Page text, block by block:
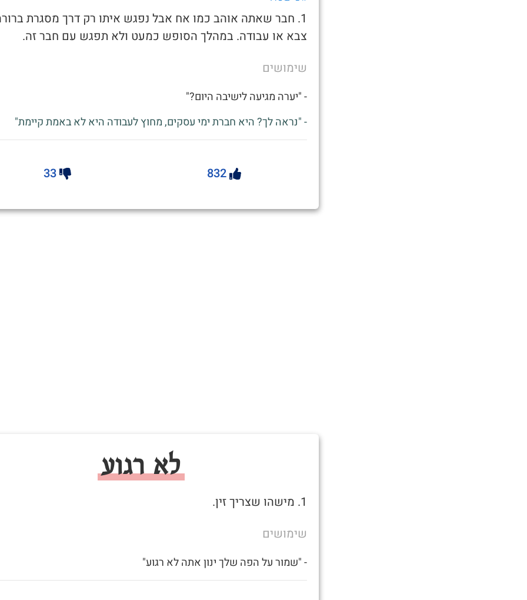
1. חבר שאתה אוהב כמו אח אבל נפגש איתו רק דרך מסגרת
צבא או עבודה. במהלך הסופש כמעט ולא תפגש עם חבר זה.
שימושים
- "יערה מגיעה לישיבה היום?"
- "נראה לך? היא חברת ימי עסקים, מחוץ לעבודה היא לא באמת קיימת"
832
33
לא רגוע
1. מישהו שצריך זין.
שימושים
- "שמור על הפה שלך ינון אתה לא רגוע"